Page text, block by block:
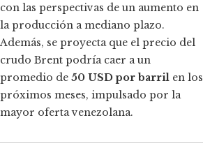
con las perspectivas de un aumento en
la producción a mediano plazo.
Además, se proyecta que el precio del
crudo Brent podría caer a un
promedio de 50 USD por barril en los
próximos meses, impulsado por la
mayor oferta venezolana.